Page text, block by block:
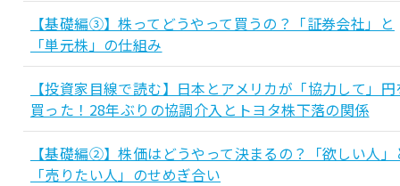
【基礎編③】株ってどうやって買うの？「証券会社」と
「単元株」の仕組み
【投資家目線で読む】日本とアメリカが「協力して」円
買った！28年ぶりの協調介入とトヨタ株下落の関係
【基礎編②】株価はどうやって決まるの？「欲しい人」
「売りたい人」のせめぎ合い